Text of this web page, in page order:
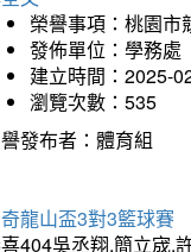
榮譽事項：桃園市
發佈單位：學務處
建立時間：2025-
瀏覽次數：535
發布者：體育組
龍山盃3對3籃球賽
404吳丞翔.簡立宬.